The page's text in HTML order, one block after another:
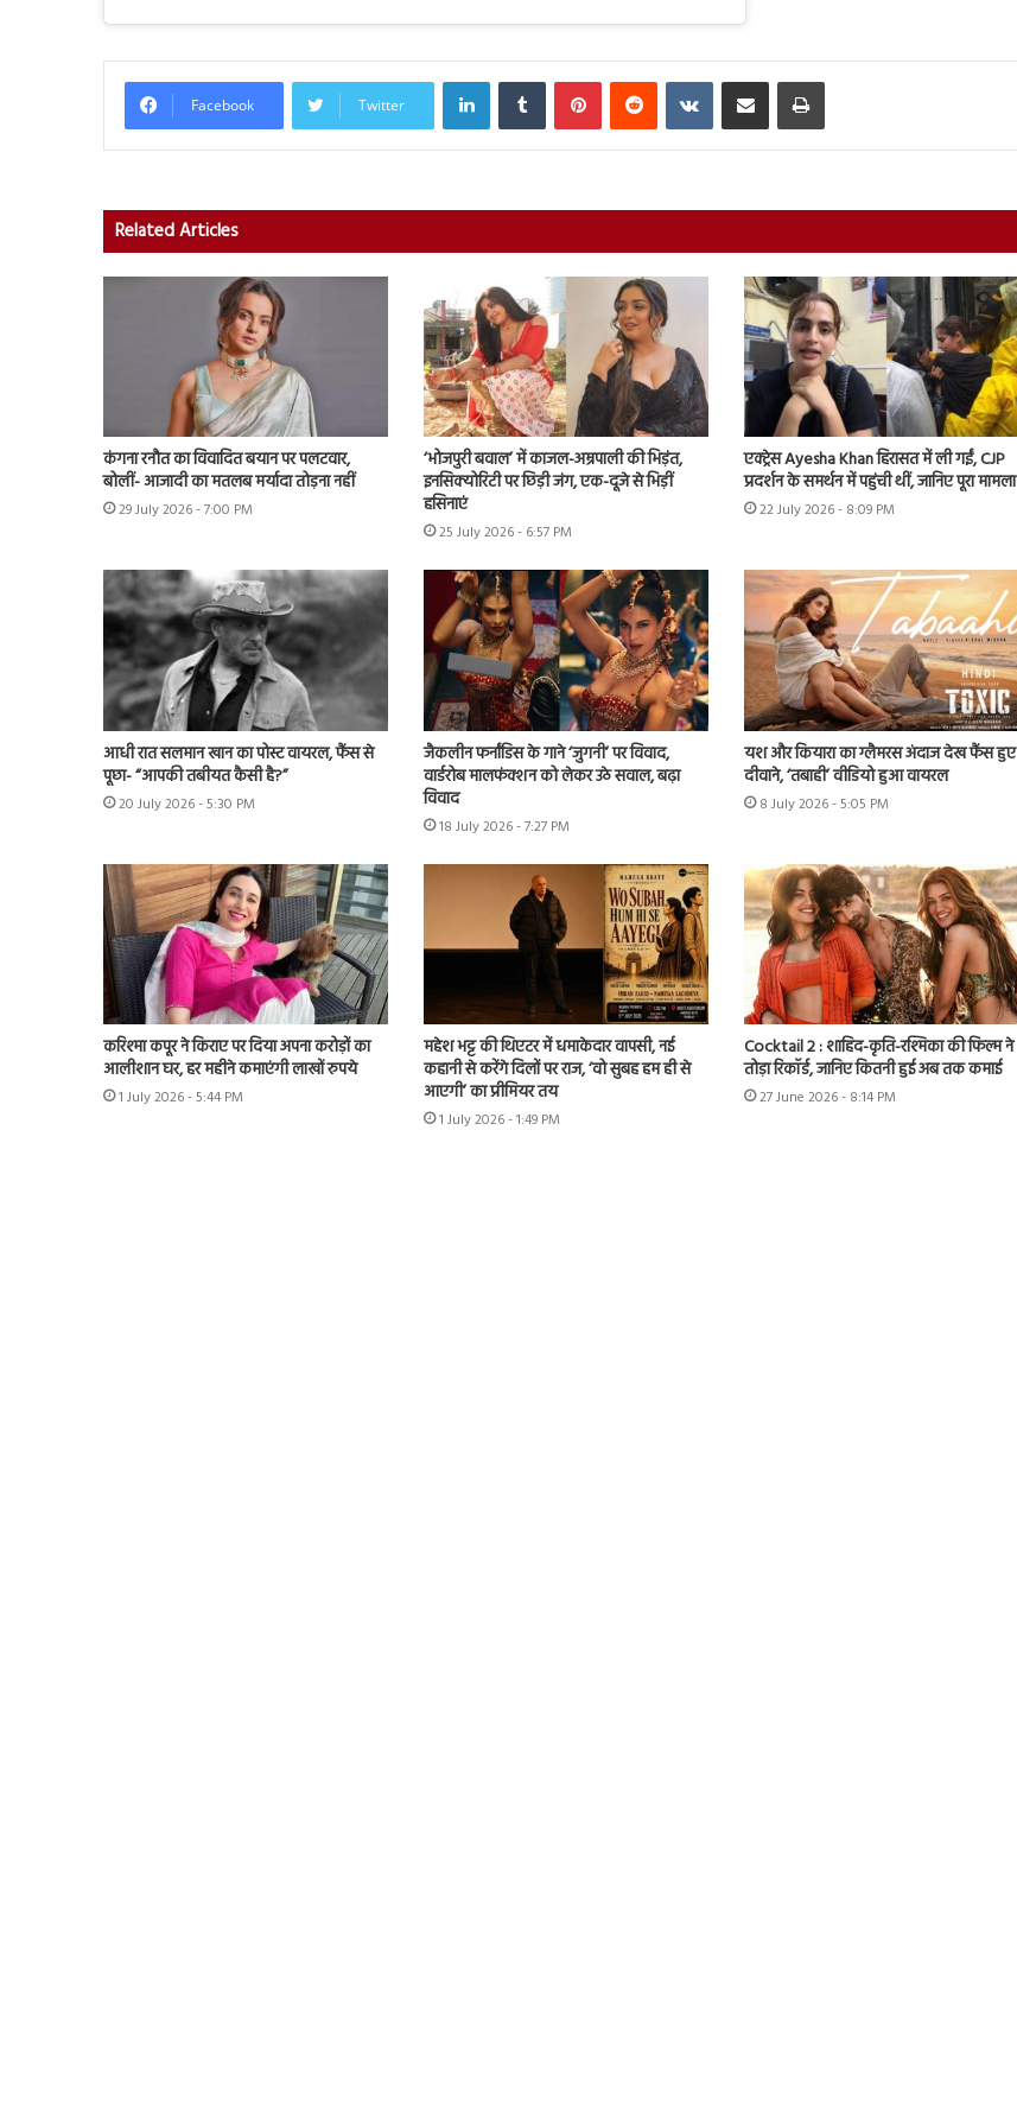
Facebook Twitter
LinkedInTumblr PinterestReddit VKontakteShare via Email Print
Related Articles
कंगना रनौत का विवादित बयान पर पलटवार,
बोलीं- आजादी का मतलब मर्यादा तोड़ना नहीं
29 July 2026 - 7:00 PM
‘भोजपुरी बवाल’ में काजल-अम्रपाली की भिड़ंत,
इनसिक्योरिटी पर छिड़ी जंग, एक-दूजे से भिड़ीं
हसिनाएं
25 July 2026 - 6:57 PM
एक्ट्रेस Ayesha Khan हिरासत में ली गईं, CJP
प्रदर्शन के समर्थन में पहुंची थीं, जानिए पूरा मामला
22 July 2026 - 8:09 PM
आधी रात सलमान खान का पोस्ट वायरल, फैंस से
पूछा- “आपकी तबीयत कैसी है?”
20 July 2026 - 5:30 PM
जैकलीन फर्नांडिस के गाने ‘जुगनी’ पर विवाद,
वार्डरोब मालफंक्शन को लेकर उठे सवाल, बढ़ा
विवाद
18 July 2026 - 7:27 PM
यश और कियारा का ग्लैमरस अंदाज देख फैंस हुए
दीवाने, ‘तबाही’ वीडियो हुआ वायरल
8 July 2026 - 5:05 PM
करिश्मा कपूर ने किराए पर दिया अपना करोड़ों का
आलीशान घर, हर महीने कमाएंगी लाखों रुपये
1 July 2026 - 5:44 PM
महेश भट्ट की थिएटर में धमाकेदार वापसी, नई
कहानी से करेंगे दिलों पर राज, ‘वो सुबह हम ही से
आएगी’ का प्रीमियर तय
1 July 2026 - 1:49 PM
Cocktail 2 : शाहिद-कृति-रश्मिका की फिल्म ने
तोड़ा रिकॉर्ड, जानिए कितनी हुई अब तक कमाई
27 June 2026 - 8:14 PM